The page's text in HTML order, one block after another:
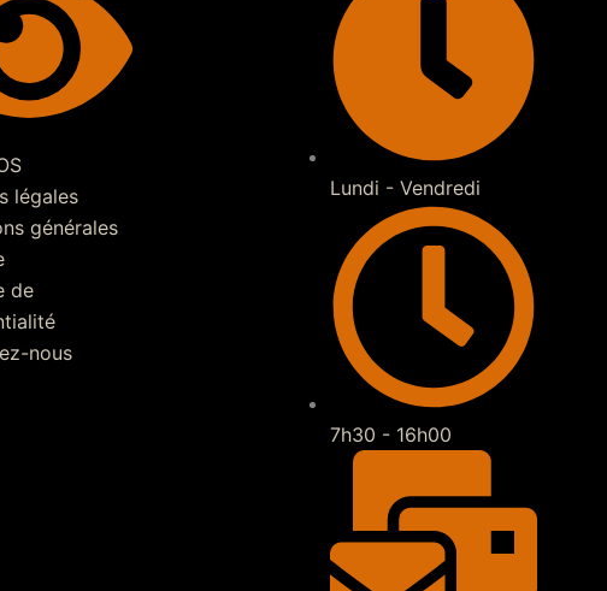
légales
générales
de
nous
Lundi - Vendredi
7h30 - 16h00